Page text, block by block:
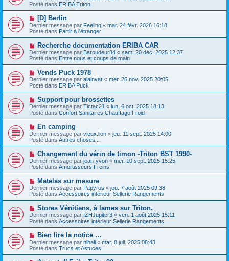
a
g
e
m
e
s
a
g
e
u
v
e
u
m
e
s
a
g
e
Posté dans ERIBA Triton
N
o
u
v
e
a
u
m
e
s
s
a
g
e
[D] Berlin
Dernier message par Feeling « mar. 24 févr. 2026 16:18
Posté dans Partir à l'étranger
N
o
u
v
e
u
m
e
s
s
a
g
e
Recherche documentation ERIBA CAR
Dernier message par Baroudeur84 « sam. 20 déc. 2025 12:37
Posté dans Entre nous et coups de main
N
o
u
v
e
a
u
m
e
s
a
g
e
Vends Puck 1978
Dernier message par alainvar « mer. 26 nov. 2025 20:05
Posté dans ERIBA Puck
N
o
u
v
e
a
u
m
e
s
s
a
g
e
Support pour brossettes
Dernier message par Tictac21 « lun. 6 oct. 2025 18:13
Posté dans Confort Sanitaires Chauffage Froid
N
o
u
v
a
u
m
e
s
a
g
e
En camping
Dernier message par vieux.lion « jeu. 11 sept. 2025 14:00
Posté dans Autres choses...
N
o
u
v
e
a
u
m
e
s
s
a
g
e
Changement du vérin de timon -Triton BST 1990-
Dernier message par jean-yvon « mer. 10 sept. 2025 15:25
Posté dans Amortisseurs Freins
N
o
u
v
e
a
u
m
e
s
a
g
Matelas sur mesure
Dernier message par Papyrus « jeu. 7 août 2025 09:38
Posté dans Accessoires intérieur Sellerie Rangements
N
o
u
v
e
a
u
m
e
Stores Vénitiens, à lames sur Triton.
Dernier message par IZHJupiter3 « ven. 1 août 2025 15:11
Posté dans Accessoires intérieur Sellerie Rangements
N
o
u
v
Bien lire la notice …
Dernier message par nihali « mar. 8 juil. 2025 08:43
Posté dans Trucs et Astuces